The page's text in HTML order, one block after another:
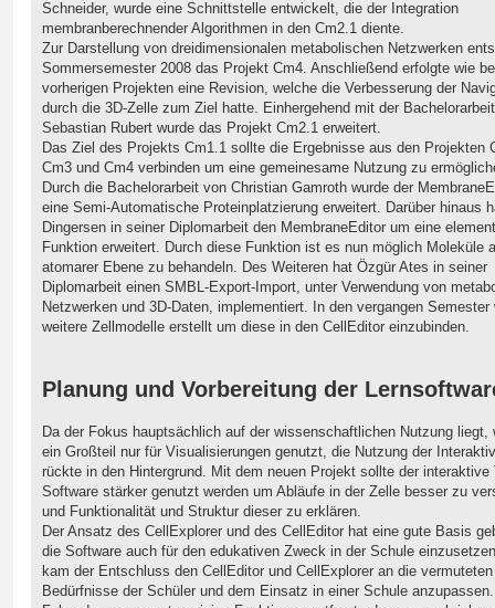
Schneider, wurde eine Schnittstelle entwickelt, die der Integration
membranberechnender Algorithmen in den Cm2.1 diente.
Zur Darstellung von dreidimensionalen metabolischen Netzwerken
Sommersemester 2008 das Projekt Cm4. Anschließend erfolgte wie
vorherigen Projekten eine Revision, welche die Verbesserung der
durch die 3D-Zelle zum Ziel hatte. Einhergehend mit der
Sebastian Rubert wurde das Projekt Cm2.1 erweitert.
Das Ziel des Projekts Cm1.1 sollte die Ergebnisse aus den Projekten
Cm3 und Cm4 verbinden um eine gemeinesame Nutzung zu
Durch die Bachelorarbeit von Christian Gamroth wurde der
eine Semi-Automatische Proteinplatzierung erweitert. Darüber hinaus
Dingersen in seiner Diplomarbeit den MembraneEditor um eine
Funktion erweitert. Durch diese Funktion ist es nun möglich Moleküle
atomarer Ebene zu behandeln. Des Weiteren hat Özgür Ates in seiner
Diplomarbeit einen SMBL-Export-Import, unter Verwendung von
Netzwerken und 3D-Daten, implementiert. In den vergangen Semester
weitere Zellmodelle erstellt um diese in den CellEditor einzubinden.
Planung und Vorbereitung der
Da der Fokus hauptsächlich auf der wissenschaftlichen Nutzung liegt,
ein Großteil nur für Visualisierungen genutzt, die Nutzung der
rückte in den Hintergrund. Mit dem neuen Projekt sollte der interaktive
Software stärker genutzt werden um Abläufe in der Zelle besser zu
und Funktionalität und Struktur dieser zu erklären.
Der Ansatz des CellExplorer und des CellEditor hat eine gute Basis
die Software auch für den edukativen Zweck in der Schule
kam der Entschluss den CellEditor und CellExplorer an die vermuteten
Bedürfnisse der Schüler und dem Einsatz in einer Schule